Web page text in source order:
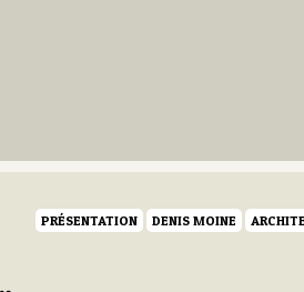
PRÉSENTATION DENIS MOINE